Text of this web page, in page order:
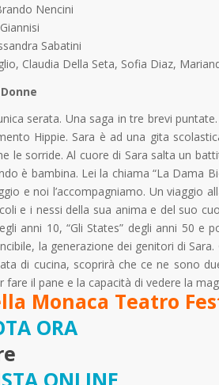
Nencini
Sabatini
Claudia Della Seta, Sofia Diaz,
serata. Una saga in tre brevi
Hippie. Sara è ad una gita
le sorride. Al cuore di Sara salta un
è bambina. Lei la chiama “La Dama
e noi l’accompagniamo. Un viaggio
e i nessi della sua anima e del suo
anni 10, “Gli States” degli anni 50
la generazione dei genitori di
di cucina, scoprirà che ce ne sono
fare il pane e la capacità di vedere la
Monaca Teatro
ORA